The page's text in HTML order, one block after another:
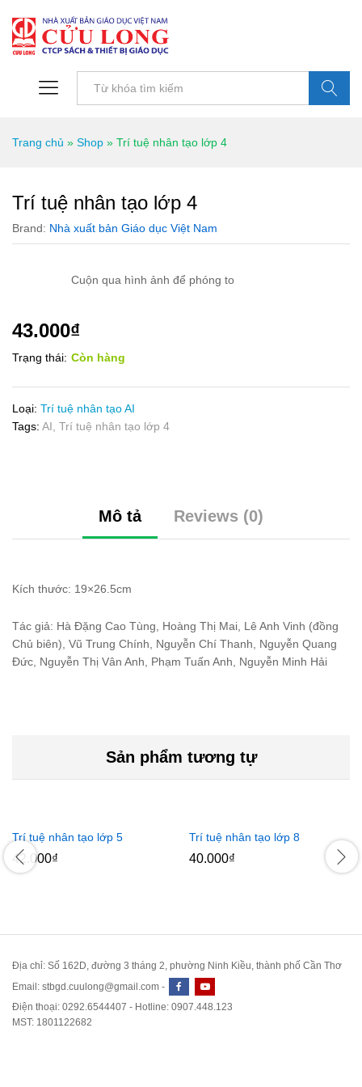
Trang chủ » Shop » Trí tuệ nhân tạo lớp 4
Trí tuệ nhân tạo lớp 4
Brand: Nhà xuất bản Giáo dục Việt Nam
Cuộn qua hình ảnh để phóng to
43.000₫
Trạng thái: Còn hàng
Loại: Trí tuệ nhân tạo AI
Tags: AI Trí tuệ nhân tạo lớp 4
Mô tả Reviews (0)
Kích thước: 19×26.5cm
Tác giả: Hà Đặng Cao Tùng, Hoàng Thị Mai, Lê Anh Vinh (đồng
Chủ biên), Vũ Trung Chính, Nguyễn Chí Thanh, Nguyễn Quang
Đức, Nguyễn Thị Vân Anh, Phạm Tuấn Anh, Nguyễn Minh Hải
Sản phẩm tương tự
Trí tuệ nhân tạo lớp 5
42.000₫
Trí tuệ nhân tạo lớp 8
40.000₫
Địa chỉ: Số 162D, đường 3 tháng 2, phường Ninh Kiều, thành phố Cần Thơ
Email: stbgd.cuulong@gmail.com -
Điện thoại: 0292.6544407 - Hotline: 0907.448.123
MST: 1801122682